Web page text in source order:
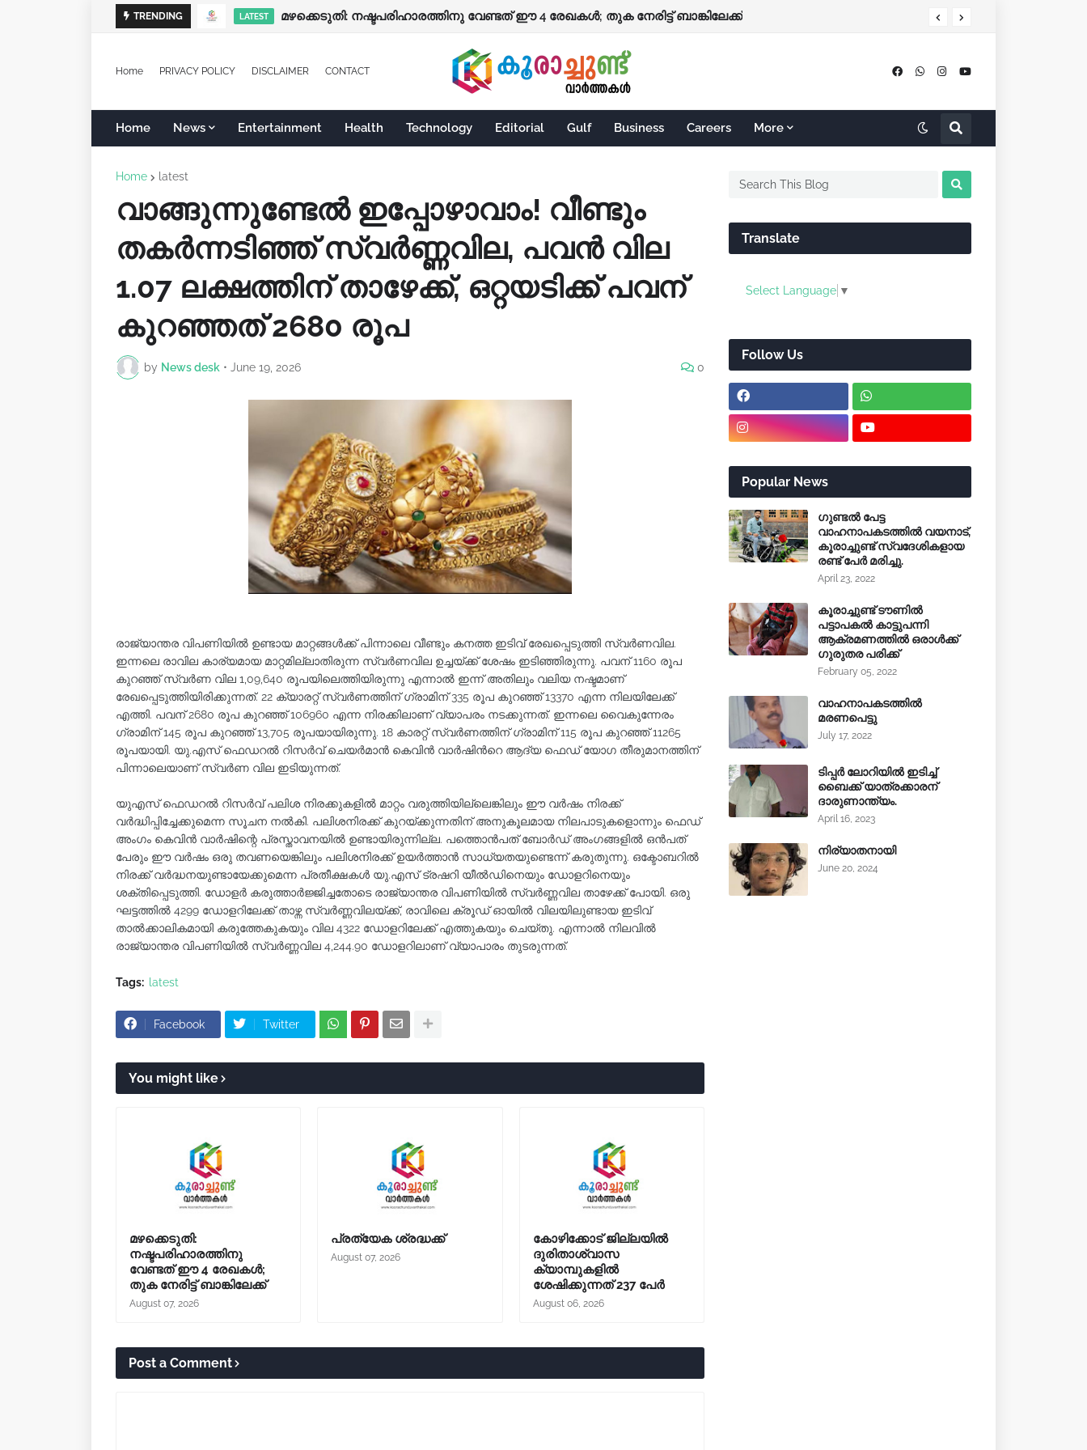
TRENDING LATEST മഴക്കെടുതി: നഷ്ടപരിഹാരത്തിനു വേണ്ടത് ഈ 4 രേഖകൾ; തുക നേരിട്ട് ബാങ്കിലേക്ക്
LATEST പ്രത്യേക ശ്രദ്ധക്ക്
Home PRIVACY POLICY DISCLAIMER CONTACT
Home News Entertainment Health Technology Editorial Gulf Business Careers More
Home latest
വാങ്ങുന്നുണ്ടേൽ ഇപ്പോഴാവാം! വീണ്ടും
തകർന്നടിഞ്ഞ് സ്വർണ്ണവില, പവൻ വില
1.07 ലക്ഷത്തിന് താഴേക്ക്, ഒറ്റയടിക്ക് പവന്
കുറഞ്ഞത് 2680 രൂപ
by News desk • June 19, 2026 0
രാജ്യാന്തര വിപണിയിൽ ഉണ്ടായ മാറ്റങ്ങൾക്ക് പിന്നാലെ വീണ്ടും കനത്ത ഇടിവ് രേഖപ്പെടുത്തി സ്വര്‍ണവില.
ഇന്നലെ രാവില കാര്യമായ മാറ്റമില്ലാതിരുന്ന സ്വര്‍ണവില ഉച്ചയ്ക്ക് ശേഷം ഇടിഞ്ഞിരുന്നു. പവന് 1160 രൂപ
കുറഞ്ഞ് സ്വര്‍ണ വില 1,09,640 രൂപയിലെത്തിയിരുന്നു എന്നാൽ ഇന്ന് അതിലും വലിയ നഷ്ടമാണ്
രേഖപ്പെടുത്തിയിരിക്കുന്നത്. 22 ക്യാരറ്റ് സ്വര്‍ണത്തിന് ഗ്രാമിന് 335 രൂപ കുറഞ്ഞ് 13370 എന്ന നിലയിലേക്ക്
എത്തി. പവന് 2680 രൂപ കുറഞ്ഞ് 106960 എന്ന നിരക്കിലാണ് വ്യാപരം നടക്കുന്നത്. ഇന്നലെ വൈകുന്നേരം
ഗ്രാമിന് 145 രൂപ കുറഞ്ഞ് 13,705 രൂപയായിരുന്നു. 18 കാരറ്റ് സ്വര്‍ണത്തിന് ഗ്രാമിന് 115 രൂപ കുറഞ്ഞ് 11265
രൂപയായി. യു.എസ് ഫെഡറല്‍ റിസര്‍വ് ചെയര്‍മാന്‍ കെവിന്‍ വാര്‍ഷിന്‍റെ ആദ്യ ഫെഡ് യോഗ തീരുമാനത്തിന്
പിന്നാലെയാണ് സ്വര്‍ണ വില ഇടിയുന്നത്.
യുഎസ് ഫെഡറല്‍ റിസര്‍വ് പലിശ നിരക്കുകളിൽ മാറ്റം വരുത്തിയില്ലെങ്കിലും ഈ വർഷം നിരക്ക്
വർദ്ധിപ്പിച്ചേക്കുമെന്ന സൂചന നൽകി. പലിശനിരക്ക് കുറയ്ക്കുന്നതിന് അനുകൂലമായ നിലപാടുകളൊന്നും ഫെഡ്
അംഗം കെവിൻ വാർഷിന്റെ പ്രസ്താവനയിൽ ഉണ്ടായിരുന്നില്ല. പത്തൊൻപത് ബോർഡ് അംഗങ്ങളിൽ ഒൻപത്
പേരും ഈ വർഷം ഒരു തവണയെങ്കിലും പലിശനിരക്ക് ഉയർത്താൻ സാധ്യതയുണ്ടെന്ന് കരുതുന്നു. ഒക്ടോബറിൽ
നിരക്ക് വർദ്ധനയുണ്ടായേക്കുമെന്ന പ്രതീക്ഷകൾ യു.എസ് ട്രഷറി യീൽഡിനെയും ഡോളറിനെയും
ശക്തിപ്പെടുത്തി. ഡോളർ കരുത്താർജ്ജിച്ചതോടെ രാജ്യാന്തര വിപണിയിൽ സ്വർണ്ണവില താഴേക്ക് പോയി. ഒരു
ഘട്ടത്തിൽ 4299 ഡോളറിലേക്ക് താഴ്ന്ന സ്വർണ്ണവിലയ്ക്ക്, രാവിലെ ക്രൂഡ് ഓയിൽ വിലയിലുണ്ടായ ഇടിവ്
താൽക്കാലികമായി കരുത്തേകുകയും വില 4322 ഡോളറിലേക്ക് എത്തുകയും ചെയ്തു. എന്നാൽ നിലവിൽ
രാജ്യാന്തര വിപണിയിൽ സ്വർണ്ണവില 4,244.90 ഡോളറിലാണ് വ്യാപാരം തുടരുന്നത്.
Tags: latest
Facebook Twitter
You might like
മഴക്കെടുതി:
നഷ്ടപരിഹാരത്തിനു
വേണ്ടത് ഈ 4 രേഖകൾ;
തുക നേരിട്ട് ബാങ്കിലേക്ക്
August 07, 2026
പ്രത്യേക ശ്രദ്ധക്ക്
August 07, 2026
കോഴിക്കോട് ജില്ലയില്‍
ദുരിതാശ്വാസ
ക്യാമ്പുകളില്‍
ശേഷിക്കുന്നത് 237 പേര്‍
August 06, 2026
Post a Comment
Translate
Select Language ▼
Follow Us
Popular News
ഗുണ്ടൽ പേട്ട
വാഹനാപകടത്തിൽ വയനാട്,
കൂരാച്ചുണ്ട് സ്വദേശികളായ
രണ്ട് പേർ മരിച്ചു.
April 23, 2022
കൂരാച്ചുണ്ട് ടൗണിൽ
പട്ടാപകൽ കാട്ടുപന്നി
ആക്രമണത്തിൽ ഒരാൾക്ക്
ഗുരുതര പരിക്ക്
February 05, 2022
വാഹനാപകടത്തിൽ
മരണപെട്ടു
July 17, 2022
ടിപ്പർ ലോറിയിൽ ഇടിച്ച്
ബൈക്ക് യാത്രക്കാരന്
ദാരുണാന്ത്യം.
April 16, 2023
നിര്യാതനായി
June 20, 2024